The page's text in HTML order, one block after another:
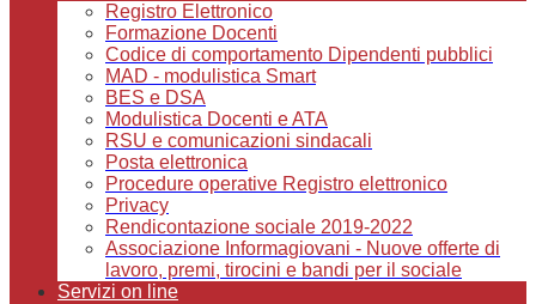
Registro Elettronico
Formazione Docenti
Codice di comportamento Dipendenti pubblici
MAD - modulistica Smart
BES e DSA
Modulistica Docenti e ATA
RSU e comunicazioni sindacali
Posta elettronica
Procedure operative Registro elettronico
Privacy
Rendicontazione sociale 2019-2022
Associazione Informagiovani - Nuove offerte di
lavoro, premi, tirocini e bandi per il sociale
Servizi on line